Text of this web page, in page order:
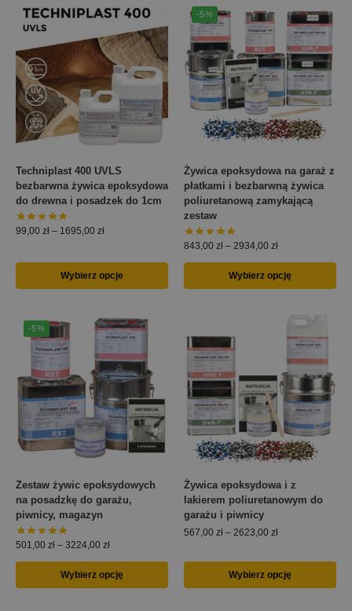
Techniplast 400 UVLS
bezbarwna żywica epoksydowa
do drewna i posadzek do 1cm
99,00 zł – 1695,00 zł
Wybierz opcje
-5%
Żywica epoksydowa na garaż z
płatkami i bezbarwną żywica
poliuretanową zamykającą
zestaw
843,00 zł – 2934,00 zł
Wybierz opcję
-5%
Zestaw żywic epoksydowych
na posadzkę do garażu,
piwnicy, magazyn
501,00 zł – 3224,00 zł
Wybierz opcję
Żywica epoksydowa i z
lakierem poliuretanowym do
garażu i piwnicy
567,00 zł – 2623,00 zł
Wybierz opcję